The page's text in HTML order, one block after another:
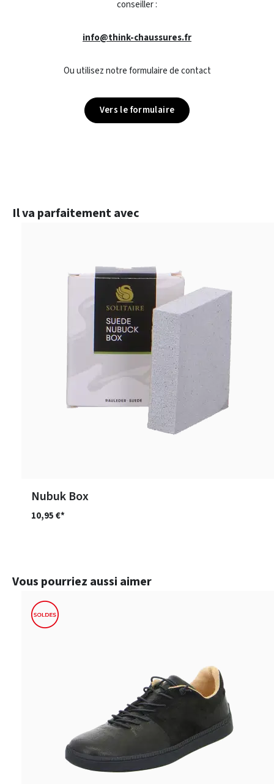
conseiller :
info@think-chaussures.fr
Ou utilisez notre formulaire de contact
Vers le formulaire
Ignorer la galerie de produits
Il va parfaitement avec
Nubuk Box
10,95 €*
Ignorer la galerie de produits
Vous pourriez aussi aimer